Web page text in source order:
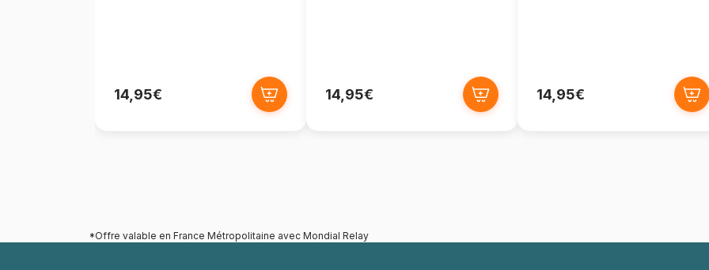
14,95€ 14,95€ 14,95€
*Offre valable en France Métropolitaine avec Mondial Relay